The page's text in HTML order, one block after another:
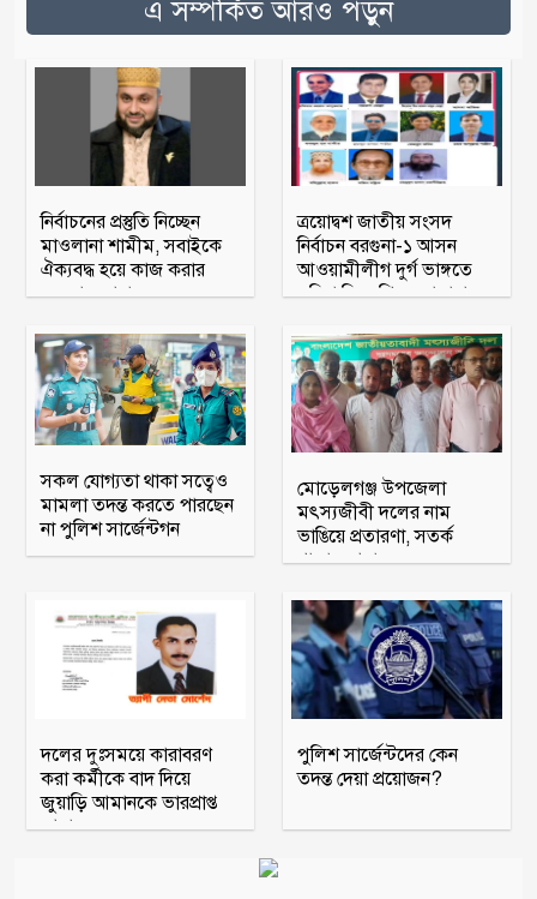
এ সম্পর্কিত আরও পড়ুন
নির্বাচনের প্রস্তুতি নিচ্ছেন
মাওলানা শামীম, সবাইকে
ঐক্যবদ্ধ হয়ে কাজ করার
অহব্বান জানান
ত্রয়োদ্বশ জাতীয় সংসদ
নির্বাচন বরগুনা-১ আসন
আওয়ামীলীগ দুর্গ ভাঙ্গতে
মরিয়া বিএনপি ও জামায়াত
সকল যোগ্যতা থাকা সত্বেও
মামলা তদন্ত করতে পারছেন
না পুলিশ সার্জেন্টগন
মোড়েলগঞ্জ উপজেলা
মৎস্যজীবী দলের নাম
ভাঙিয়ে প্রতারণা, সতর্ক
থাকার আহ্বান
দলের দুঃসময়ে কারাবরণ
করা কর্মীকে বাদ দিয়ে
জুয়াড়ি আমানকে ভারপ্রাপ্ত
আহ্বায়ক
পুলিশ সার্জেন্টদের কেন
তদন্ত দেয়া প্রয়োজন?